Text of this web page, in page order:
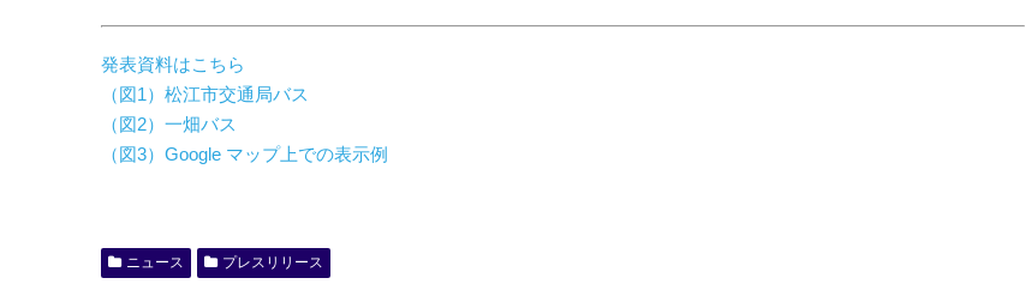
発表資料はこちら
（図1）松江市交通局バス
（図2）一畑バス
（図3）Google マップ上での表示例
ニュース プレスリリース